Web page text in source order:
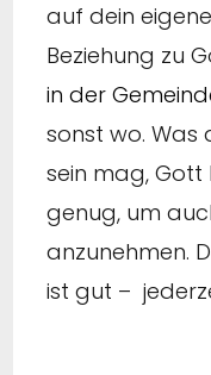
auf dein
Beziehung zu
in der
sonst wo. Was
sein mag, Gott
genug, um
anzunehmen.
ist gut –